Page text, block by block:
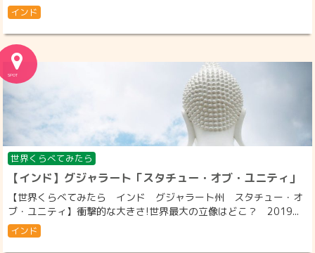
インド
世界くらべてみたら
【インド】グジャラート「スタチュー・オブ・ユニティ」
【世界くらべてみたら インド グジャラート州 スタチュー・オ
ブ・ユニティ】衝撃的な大きさ!世界最大の立像はどこ？ 2019...
インド